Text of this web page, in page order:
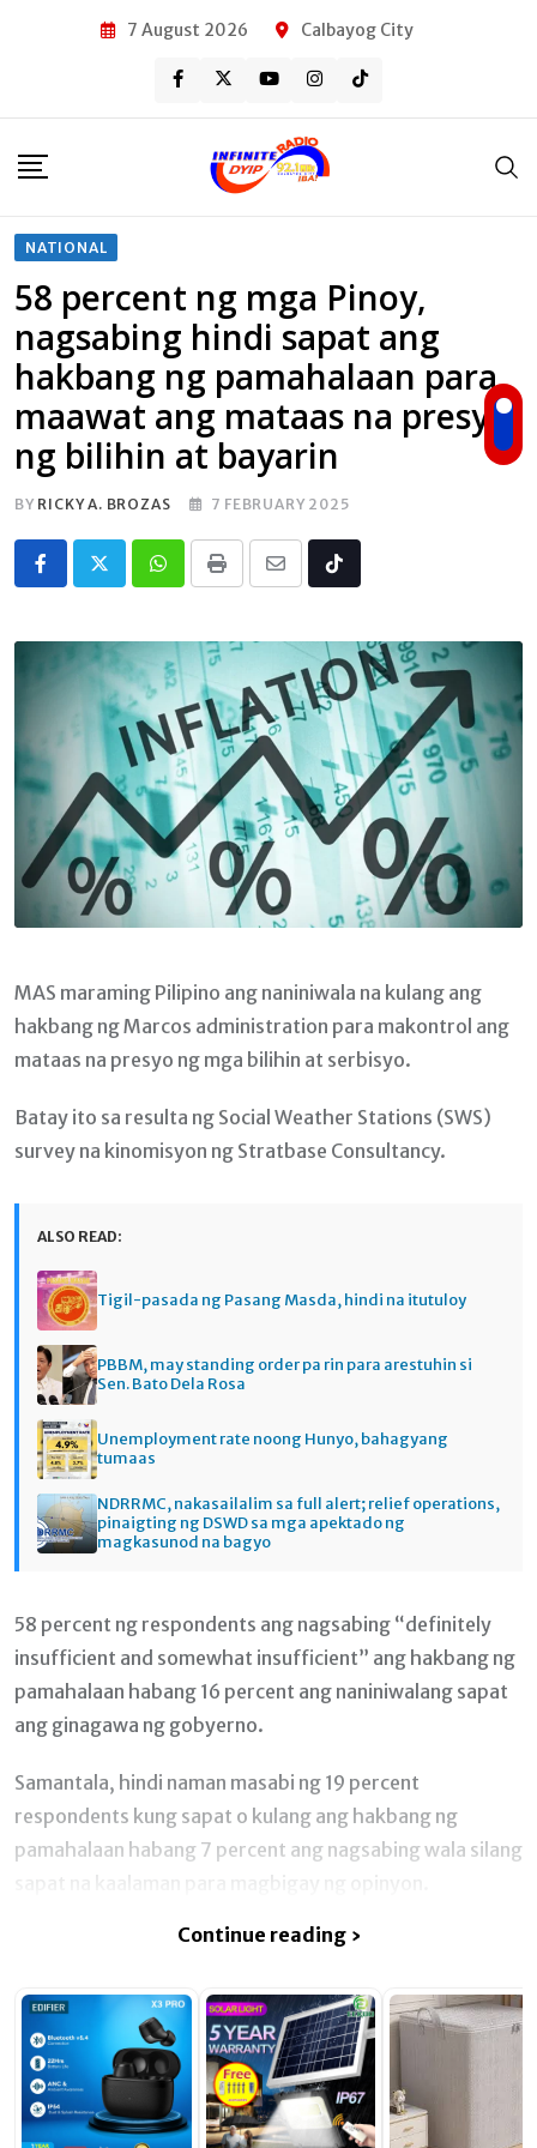
7 August 2026 Calbayog City
NATIONAL
58 percent ng mga Pinoy,
nagsabing hindi sapat ang
hakbang ng pamahalaan para
maawat ang mataas na presyo
ng bilihin at bayarin
BY RICKY A. BROZAS 7 FEBRUARY 2025
Whatsapp
Print
Share
Email
Tiktok
MAS maraming Pilipino ang naniniwala na kulang ang
hakbang ng Marcos administration para makontrol ang
mataas na presyo ng mga bilihin at serbisyo.
Batay ito sa resulta ng Social Weather Stations (SWS)
survey na kinomisyon ng Stratbase Consultancy.
ALSO READ:
Tigil-pasada ng Pasang Masda, hindi na itutuloy
PBBM, may standing order pa rin para arestuhin si
Sen. Bato Dela Rosa
Unemployment rate noong Hunyo, bahagyang
tumaas
NDRRMC, nakasailalim sa full alert; relief operations,
pinaigting ng DSWD sa mga apektado ng
magkasunod na bagyo
58 percent ng respondents ang nagsabing “definitely
insufficient and somewhat insufficient” ang hakbang ng
pamahalaan habang 16 percent ang naniniwalang sapat
ang ginagawa ng gobyerno.
Samantala, hindi naman masabi ng 19 percent
respondents kung sapat o kulang ang hakbang ng
pamahalaan habang 7 percent ang nagsabing wala silang
Continue reading ›